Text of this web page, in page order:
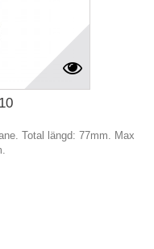
Total längd: 77mm. Max